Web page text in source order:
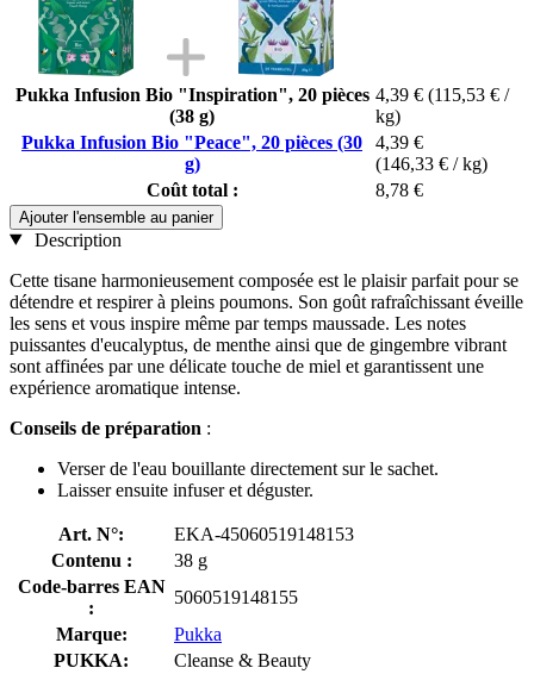
Pukka Infusion Bio "Inspiration", 20 pièces
(38 g)
4,39 € (115,53 € /
kg)
Pukka Infusion Bio "Peace", 20 pièces (30
g)
4,39 €
(146,33 € / kg)
Coût total :
8,78 €
Ajouter l'ensemble au panier
Description
Cette tisane harmonieusement composée est le plaisir parfait pour se
détendre et respirer à pleins poumons. Son goût rafraîchissant éveille
les sens et vous inspire même par temps maussade. Les notes
puissantes d'eucalyptus, de menthe ainsi que de gingembre vibrant
sont affinées par une délicate touche de miel et garantissent une
expérience aromatique intense.
Conseils de préparation :
Verser de l'eau bouillante directement sur le sachet.
Laisser ensuite infuser et déguster.
Art. N°:
EKA-45060519148153
Contenu :
38 g
Code-barres EAN
:
5060519148155
Marque:
Pukka
PUKKA:
Cleanse & Beauty